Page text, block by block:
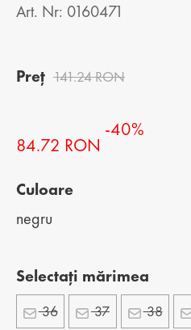
Art. Nr: 0160471
Preț 141.24 RON
84.72 RON
-40%
Culoare
negru
Selectați mărimea
36 37 38